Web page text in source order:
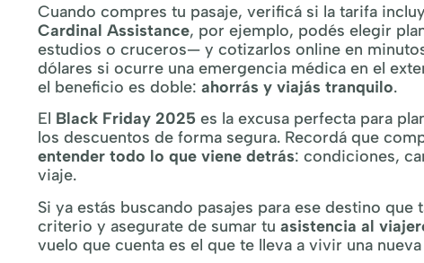
Cuando compres tu pasaje, verificá si la tarifa
Cardinal Assistance, por ejemplo, podés elegir
estudios o cruceros— y cotizarlos online en
dólares si ocurre una emergencia médica en el
el beneficio es doble: ahorrás y viajás tranquilo.
El Black Friday 2025 es la excusa perfecta para
los descuentos de forma segura. Recordá que
entender todo lo que viene detrás: condiciones,
viaje.
Si ya estás buscando pasajes para ese destino
criterio y asegurate de sumar tu asistencia al
vuelo que cuenta es el que te lleva a vivir una